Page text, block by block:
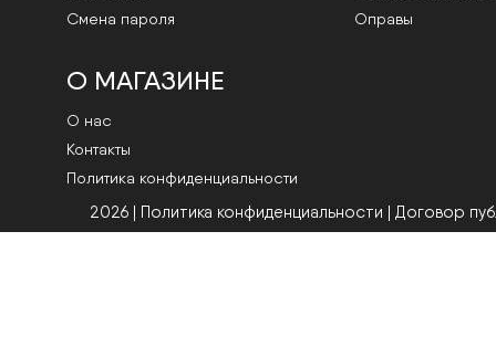
Смена пароля
Оправы
О МАГАЗИНЕ
О нас
Контакты
Политика конфиденциальности
2026 | Политика конфиденциальности | Договор